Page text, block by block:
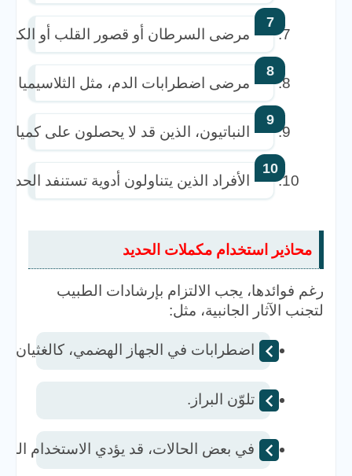
مرضى السرطان أو قصور القلب أو
مرضى اضطرابات الدم، مثل الثلاسيميا
النباتيون، الذين قد لا يحصلون على
الأفراد الذين يتناولون أدوية تستنفد
محاذير استخدام مكملات الحديد
رغم فوائدها، يجب الالتزام بإرشادات الطبيب
لتجنب الآثار الجانبية، مثل:
اضطرابات في الجهاز الهضمي، كالغثيان
تلوّن البراز.
في بعض الحالات، قد يؤدي الاستخدام